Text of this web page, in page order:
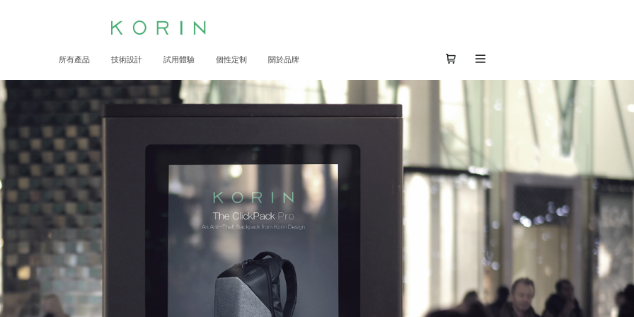
所有產品 技術設計 試用體驗 個性定制 關於品牌